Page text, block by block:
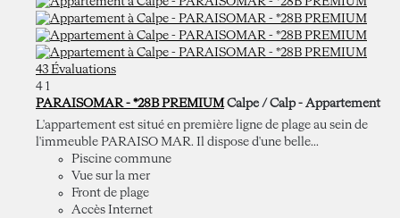
43 Évaluations
4 1
PARAISOMAR - *28B PREMIUM Calpe / Calp - Appartement
L'appartement est situé en première ligne de plage au sein de
l'immeuble PARAISO MAR. Il dispose d'une belle...
Piscine commune
Vue sur la mer
Front de plage
Accès Internet